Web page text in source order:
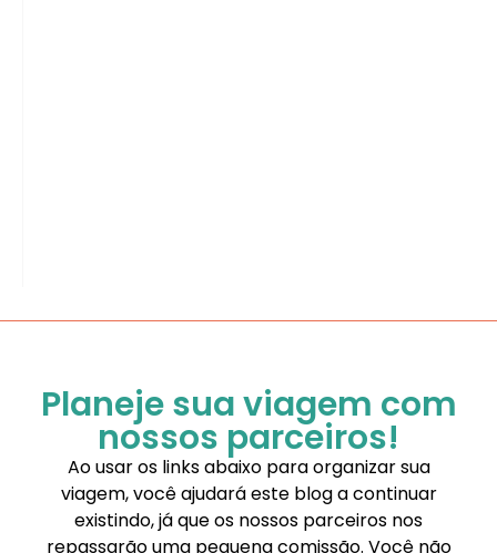
Planeje sua viagem com
nossos parceiros!
Ao usar os links abaixo para organizar sua
viagem, você ajudará este blog a continuar
existindo, já que os nossos parceiros nos
repassarão uma pequena comissão. Você não